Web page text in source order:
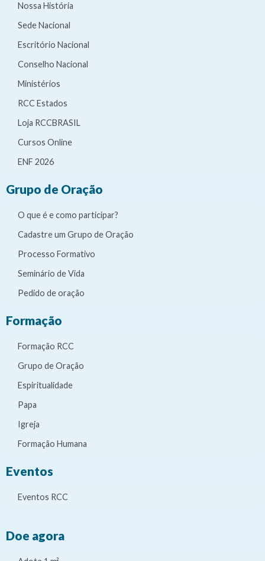
Nossa História
Sede Nacional
Escritório Nacional
Conselho Nacional
Ministérios
RCC Estados
Loja RCCBRASIL
Cursos Online
ENF 2026
Grupo de Oração
O que é e como participar?
Cadastre um Grupo de Oração
Processo Formativo
Seminário de Vida
Pedido de oração
Formação
Formação RCC
Grupo de Oração
Espiritualidade
Papa
Igreja
Formação Humana
Eventos
Eventos RCC
Doe agora